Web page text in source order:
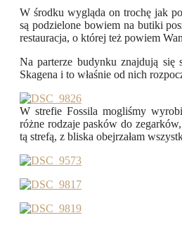
W środku wygląda on trochę jak
są podzielone bowiem na butiki
restauracja, o której też powiem
Na parterze budynku znajdują
Skagena i to właśnie od nich
W strefie Fossila mogliśmy
różne rodzaje pasków do
tą strefą, z bliska obejrzałam